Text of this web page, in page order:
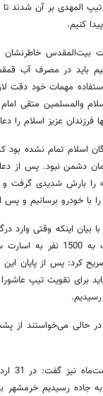
المهدی بر آن شدند
کنیم.
باید در مصرف آب
استفاده مهمات خود
والمسلمین متقی
فرزندان عزیز اسلام را
اسلام تمام نشده
دشمن نبود. پس از
را بارش شدیدی گرفت و
با خودرو برسانیم و
اینکه وقتی وارد
مقابله با ما نداشت و
کرد: پس از پایان
برای تقویت تیپ
حالی می‌خواستند از